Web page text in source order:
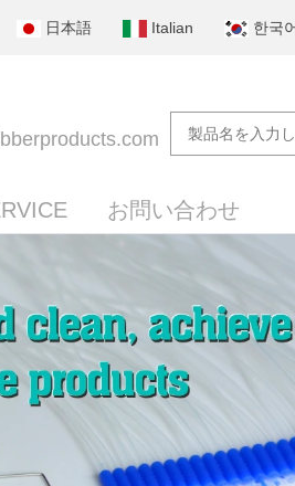
日本語 Italian 한국
お問い合わせ